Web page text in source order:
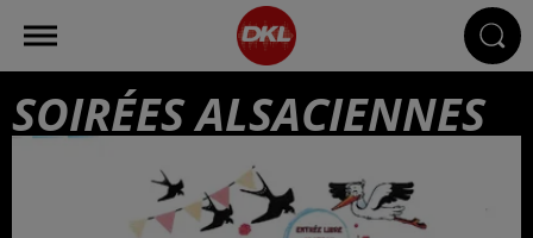
SOIRÉES ALSACIENNES